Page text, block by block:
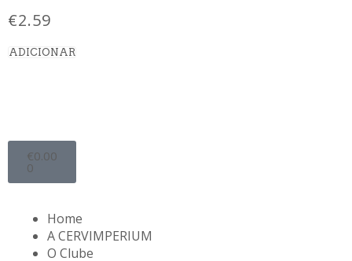
€2.59
ADICIONAR
€0.00
0
Home
A CERVIMPERIUM
O Clube